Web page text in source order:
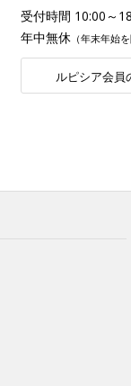
受付時間 10:00～
年中無休 （年末年始を
ルピシア会員